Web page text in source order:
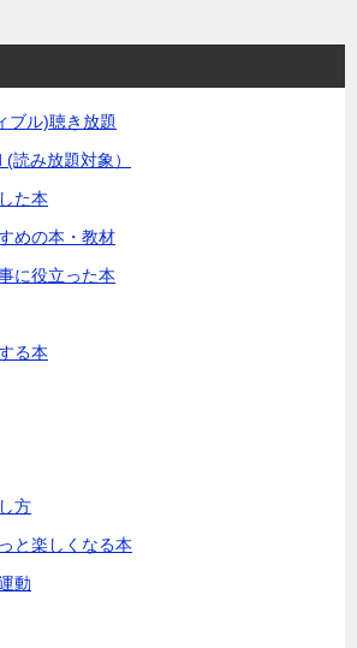
ブル)聴き放題
読み放題対象）
た本
めの本・教材
に役立った本
る本
方
と楽しくなる本
動